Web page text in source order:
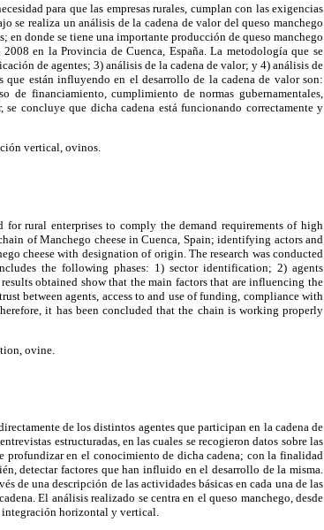
para que las empresas rurales, cumplan con las exigencias
se realiza un análisis de la cadena de valor del queso manchego
en donde se tiene una importante producción de queso manchego
en la Provincia de Cuenca, España. La metodología que se
de agentes; 3) análisis de la cadena de valor; y 4) análisis de
que están influyendo en el desarrollo de la cadena de valor son:
financiamiento, cumplimiento de normas gubernamentales,
concluye que dicha cadena está funcionando correctamente y
vertical, ovinos.
for rural enterprises to comply the demand requirements of high
of Manchego cheese in Cuenca, Spain; identifying actors and
cheese with designation of origin. The research was conducted
the following phases: 1) sector identification; 2) agents
obtained show that the main factors that are influencing the
between agents, access to and use of funding, compliance with
it has been concluded that the chain is working properly
ovine.
de los distintos agentes que participan en la cadena de
estructuradas, en las cuales se recogieron datos sobre las
profundizar en el conocimiento de dicha cadena; con la finalidad
detectar factores que han influido en el desarrollo de la misma.
de una descripción de las actividades básicas en cada una de las
El análisis realizado se centra en el queso manchego, desde
integración horizontal y vertical.